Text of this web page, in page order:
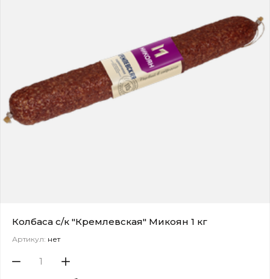
Колбаса с/к "Кремлевская" Микоян 1 кг
Артикул: нет